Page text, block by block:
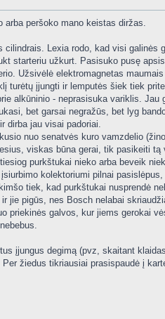
arba peršoko mano keistas diržas.
cilindrais. Lexia rodo, kad visi galinės
starteriu užkurt. Pasisuko pusę
Užsivėlė elektromagnetas
turėtų įjungti ir lemputės šiek tiek
alkūninio - neprasisuka variklis.
bet garsai negražūs, bet lyg
dirba jau visai padoriai.
nuo senatvės kuro vamzdelio
viskas būna gerai, tik pasikeiti
purkštukai nieko arba beveik
kolektoriumi pilnai
tiek, kad purkštukai nusprendė
jie pigūs, nes Bosch nelabai
priekinės galvos, kur jiems gerokai
įjungus degimą (pvz, skaitant
žiedus tikriausiai prasispaudė į